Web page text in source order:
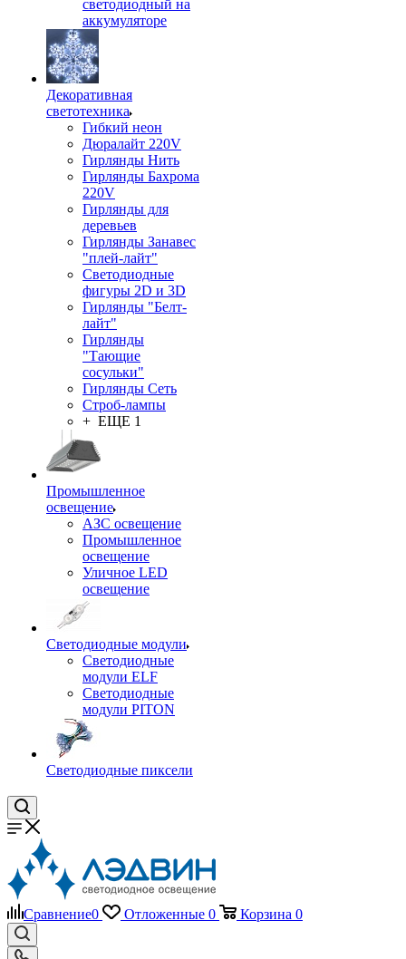
светодиодный на
аккумуляторе
Декоративная
светотехника
Гибкий неон
Дюралайт 220V
Гирлянды Нить
Гирлянды Бахрома
220V
Гирлянды для
деревьев
Гирлянды Занавес
"плей-лайт"
Светодиодные
фигуры 2D и 3D
Гирлянды "Белт-
лайт"
Гирлянды
"Тающие
сосульки"
Гирлянды Сеть
Строб-лампы
+ ЕЩЕ 1
Промышленное
освещение
АЗС освещение
Промышленное
освещение
Уличное LED
освещение
Светодиодные модули
Светодиодные
модули ELF
Светодиодные
модули PITON
Светодиодные пиксели
Сравнение0 Отложенные 0 Корзина 0